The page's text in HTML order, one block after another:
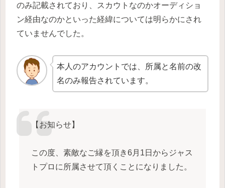
のみ記載されており、スカウトなのかオーディショ
ン経由なのかといった経緯については明らかにされ
ていませんでした。
本人のアカウントでは、所属と名前の改
名のみ報告されています。
【お知らせ】
この度、素敵なご縁を頂き6月1日からジャス
トプロに所属させて頂くことになりました。